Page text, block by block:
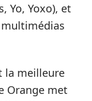
Yo, Yoxo), et
la meilleure
Orange met